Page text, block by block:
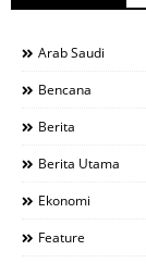
Arab Saudi
Bencana
Berita
Berita Utama
Ekonomi
Feature